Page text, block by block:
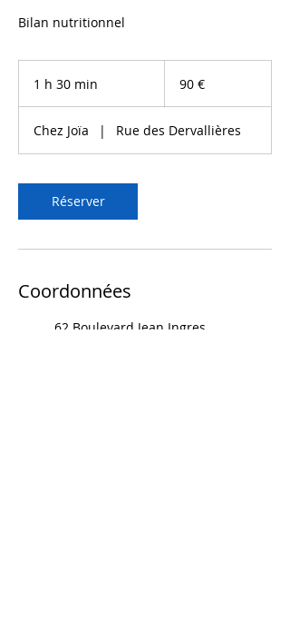
Bilan nutritionnel
1 h 30 min
m
i
90 €
Chez Joïa | Rue des Dervallières
Réserver
Coordonnées
62 Boulevard Jean Ingres,